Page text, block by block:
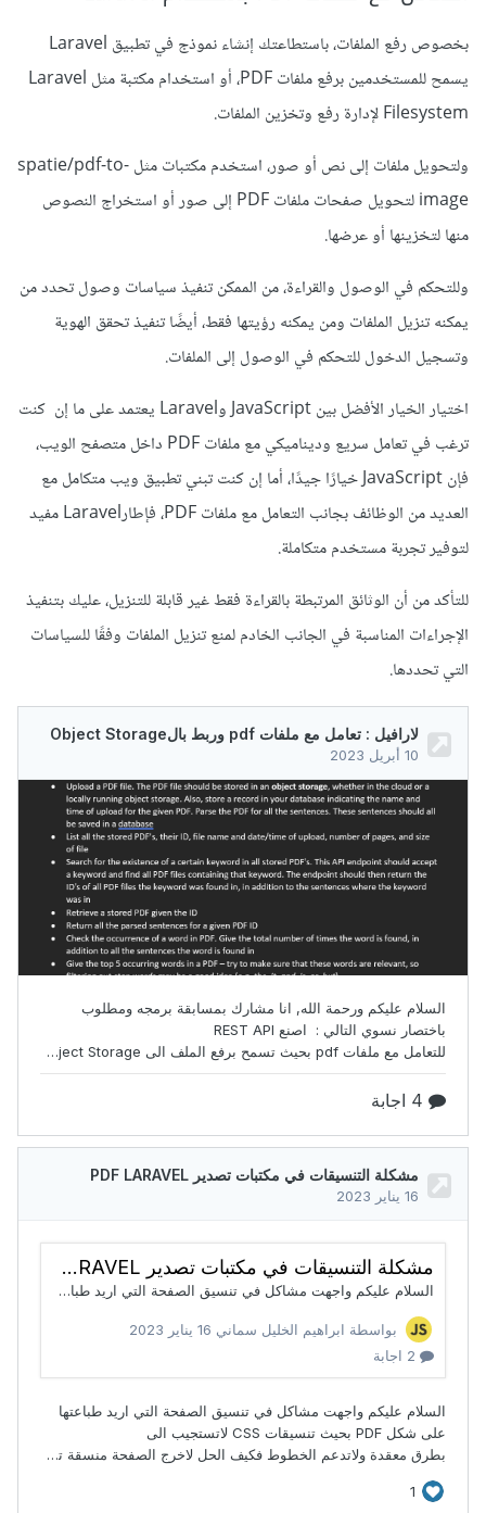
بخصوص رفع الملفات، باستطاعتك إنشاء نموذج في تطبيق Laravel
يسمح للمستخدمين برفع ملفات PDF، أو استخدام مكتبة مثل Laravel
Filesystem لإدارة رفع وتخزين الملفات.
ولتحويل ملفات إلى نص أو صور، استخدم مكتبات مثل spatie/pdf-to-
image لتحويل صفحات ملفات PDF إلى صور أو استخراج النصوص
منها لتخزينها أو عرضها.
وللتحكم في الوصول والقراءة، من الممكن تنفيذ سياسات وصول تحدد من
يمكنه تنزيل الملفات ومن يمكنه رؤيتها فقط، أيضًا تنفيذ تحقق الهوية
وتسجيل الدخول للتحكم في الوصول إلى الملفات.
اختيار الخيار الأفضل بين JavaScript وLaravel يعتمد على ما إن كنت
ترغب في تعامل سريع وديناميكي مع ملفات PDF داخل متصفح الويب،
فإن JavaScript خيارًا جيدًا، أما إن كنت تبني تطبيق ويب متكامل مع
العديد من الوظائف بجانب التعامل مع ملفات PDF، فإطارLaravel مفيد
لتوفير تجربة مستخدم متكاملة.
للتأكد من أن الوثائق المرتبطة بالقراءة فقط غير قابلة للتنزيل، عليك بتنفيذ
الإجراءات المناسبة في الجانب الخادم لمنع تنزيل الملفات وفقًا للسياسات
التي تحددها.